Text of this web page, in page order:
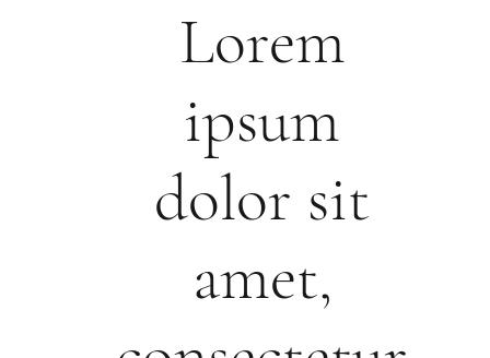
Lorem
ipsum
dolor sit
amet,